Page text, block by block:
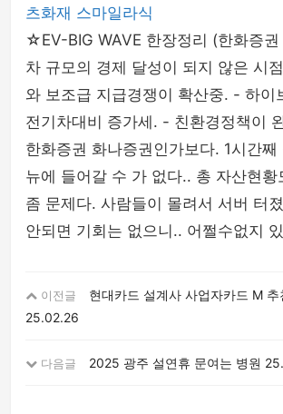
츠화재 스마일라식
☆EV-BIG WAVE 한장정리 (한화증
차 규모의 경제 달성이 되지 않은 시
와 보조급 지급경쟁이 확산중. - 하이
전기차대비 증가세. - 친환경정책이
한화증권 화나증권인가보다. 1시간째
뉴에 들어갈 수 가 없다.. 총 자산현황
좀 문제다. 사람들이 몰려서 서버 터
안되면 기회는 없으니.. 어쩔수없지
이전글
현대카드 설계사 사업자카드 M 추
25.02.26
다음글 2025 광주 설연휴 문여는 병원